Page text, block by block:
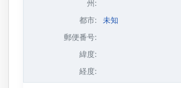
州:
都市:
未知
郵便番号:
緯度:
経度: